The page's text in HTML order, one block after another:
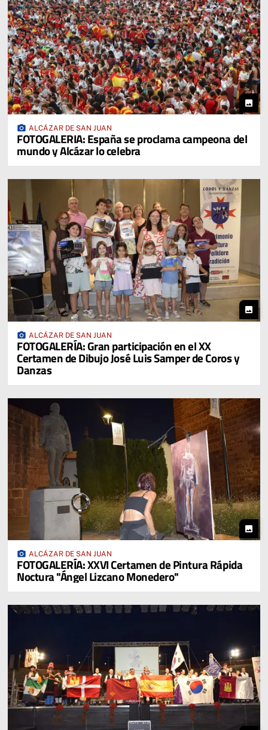
photo
photo_camera ALCÁZAR DE SAN JUAN
FOTOGALERIA: España se proclama campeona del
mundo y Alcázar lo celebra
photo
photo_camera ALCÁZAR DE SAN JUAN
FOTOGALERÍA: Gran participación en el XX
Certamen de Dibujo José Luis Samper de Coros y
Danzas
photo
photo_camera ALCÁZAR DE SAN JUAN
FOTOGALERÍA: XXVI Certamen de Pintura Rápida
Noctura "Ángel Lizcano Monedero"